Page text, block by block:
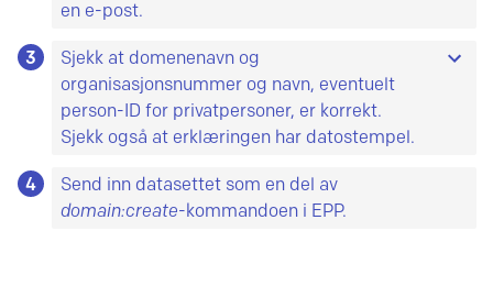
en e-post.
3
Sjekk at domenenavn og
organisasjonsnummer og navn, eventuelt
person-ID for privatpersoner, er korrekt.
Sjekk også at erklæringen har datostempel.
Sjekk også at den som avgir erklæringen
representerer abonnenten (ved søknad fra en
4
Send inn datasettet som en del av
domain:create-kommandoen i EPP.